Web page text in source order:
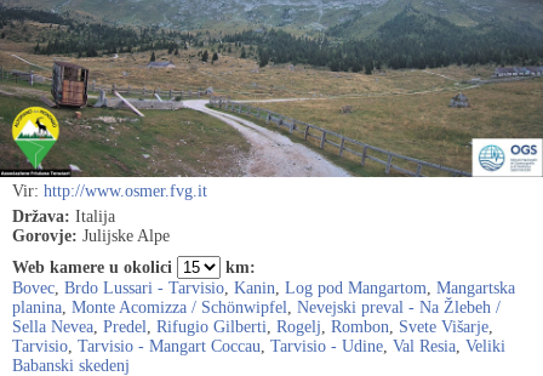
Vir: http://www.osmer.fvg.it
Država: Italija
Gorovje: Julijske Alpe
Web kamere u okolici
km:
Bovec, Brdo Lussari - Tarvisio, Kanin, Log pod Mangartom, Mangartska
planina, Monte Acomizza / Schönwipfel, Nevejski preval - Na Žlebeh /
Sella Nevea, Predel, Rifugio Gilberti, Rogelj, Rombon, Svete Višarje,
Tarvisio, Tarvisio - Mangart Coccau, Tarvisio - Udine, Val Resia, Veliki
Babanski skedenj